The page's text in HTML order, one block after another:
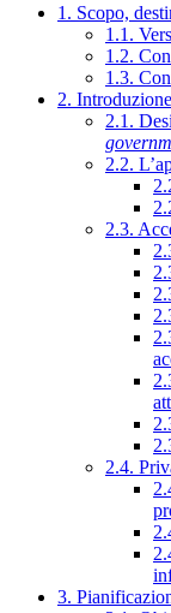
1. Scopo,
1.1.
1.2.
1.3.
2.
2.1.
2.2.
2.3.
2.4.
3.